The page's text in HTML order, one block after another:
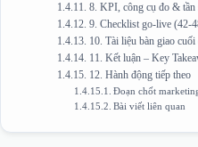
8. KPI, công cụ đo & tần
9. Checklist go‑live
10. Tài liệu bàn giao cuối
11. Kết luận – Key
12. Hành động tiếp theo
Đoạn chốt
Bài viết liên quan